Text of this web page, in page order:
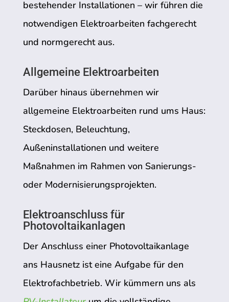
bestehender Installationen – wir führen die
notwendigen Elektroarbeiten fachgerecht
und normgerecht aus.
Allgemeine Elektroarbeiten
Darüber hinaus übernehmen wir
allgemeine Elektroarbeiten rund ums Haus:
Steckdosen, Beleuchtung,
Außeninstallationen und weitere
Maßnahmen im Rahmen von Sanierungs-
oder Modernisierungsprojekten.
Elektroanschluss für
Photovoltaikanlagen
Der Anschluss einer Photovoltaikanlage
ans Hausnetz ist eine Aufgabe für den
Elektrofachbetrieb. Wir kümmern uns als